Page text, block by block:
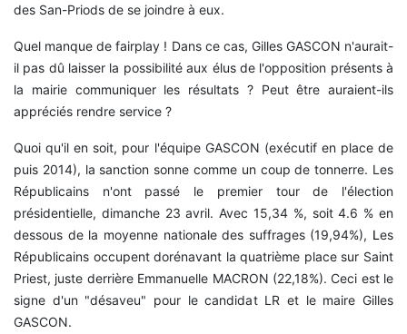
des San-Priods de se joindre à eux.
Quel manque de fairplay ! Dans ce cas, Gilles GASCON n'aurait-
il pas dû laisser la possibilité aux élus de l'opposition présents à
la mairie communiquer les résultats ? Peut être auraient-ils
appréciés rendre service ?
Quoi qu'il en soit, pour l'équipe GASCON (exécutif en place de
puis 2014), la sanction sonne comme un coup de tonnerre. Les
Républicains n'ont passé le premier tour de l'élection
présidentielle, dimanche 23 avril. Avec 15,34 %, soit 4.6 % en
dessous de la moyenne nationale des suffrages (19,94%), L es
Républicains occupent dorénavant la quatrième place sur Saint
Priest, juste derrière Emmanuelle MACRON (22,18%). Ceci est le
signe d'un "désaveu" pour le candidat LR et le maire Gilles
GASCON.